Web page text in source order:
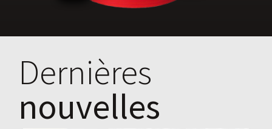
Dernières
nouvelles